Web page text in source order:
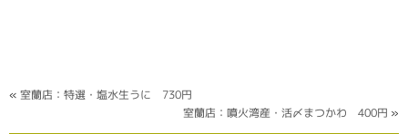
« 室蘭店：特選・塩水生うに 730円
室蘭店：噴火湾産・活〆まつかわ 400円 »